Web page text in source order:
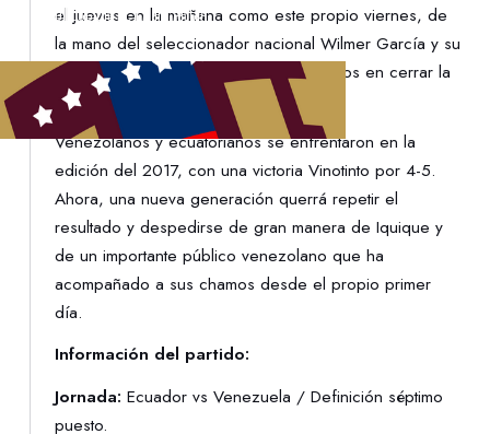
PROTECCIÓN DE LA INFANCIA
el jueves en la mañana como este propio viernes, de
la mano del seleccionador nacional Wilmer García y su
cuerpo técnico, quienes están enfocados en cerrar la
participación con el pie derecho.
Venezolanos y ecuatorianos se enfrentaron en la
edición del 2017, con una victoria Vinotinto por 4-5.
Ahora, una nueva generación querrá repetir el
resultado y despedirse de gran manera de Iquique y
de un importante público venezolano que ha
acompañado a sus chamos desde el propio primer
día.
Información del partido:
Jornada: Ecuador vs Venezuela / Definición séptimo
puesto.